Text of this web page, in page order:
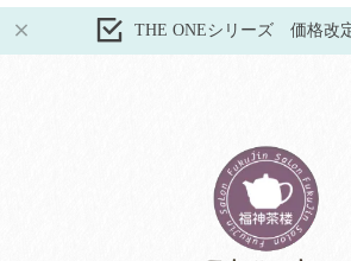
THE ONEシリーズ 価格改